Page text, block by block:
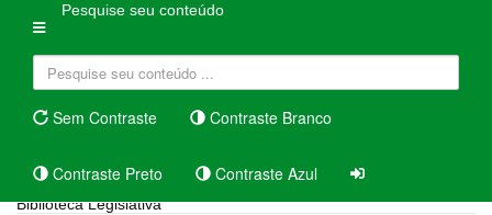
Pesquise seu conteúdo
Sem Contraste Contraste Branco
Contraste Preto Contraste Azul
Biblioteca Legislativa